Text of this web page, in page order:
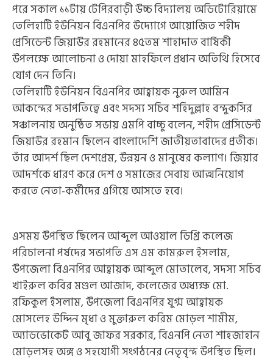
পরে সকাল ১১টায় টেপিরবাড়ী উচ্চ বিদ্যালয় অডিটোরিয়ামে
তেলিহাটি ইউনিয়ন বিএনপির উদ্যোগে আয়োজিত শহীদ
প্রেসিডেন্ট জিয়াউর রহমানের ৪৫তম শাহাদাত বার্ষিকী
উপলক্ষে আলোচনা ও দোয়া মাহফিলে প্রধান অতিথি হিসেবে
যোগ দেন তিনি।
তেলিহাটি ইউনিয়ন বিএনপির আহ্বায়ক নুরুল আমিন
আকন্দের সভাপতিত্বে এবং সদস্য সচিব শহিদুল্লাহ বন্দুকসির
সঞ্চালনায় অনুষ্ঠিত সভায় এমপি বাচ্চু বলেন, শহীদ প্রেসিডেন্ট
জিয়াউর রহমান ছিলেন বাংলাদেশি জাতীয়তাবাদের প্রতীক।
তাঁর আদর্শ ছিল দেশপ্রেম, উন্নয়ন ও মানুষের কল্যাণ। জিয়ার
আদর্শকে ধারণ করে দেশ ও সমাজের সেবায় আত্মনিয়োগ
করতে নেতা-কর্মীদের এগিয়ে আসতে হবে।
এসময় উপস্থিত ছিলেন আব্দুল আওয়াল ডিগ্রি কলেজ
পরিচালনা পর্ষদের সভাপতি এস এম কামরুল ইসলাম,
উপজেলা বিএনপির আহ্বায়ক আব্দুল মোতালেব, সদস্য সচিব
খাইরুল কবির মণ্ডল আজাদ, কলেজের অধ্যক্ষ মো.
রফিকুল ইসলাম, উপজেলা বিএনপির যুগ্ম আহ্বায়ক
মোসলেহ উদ্দিন মৃধা ও মুক্তারুল করিম মোড়ল শামীম,
অ্যাডভোকেট আবু জাফর সরকার, বিএনপি নেতা শাহজাহান
মোড়লসহ অঙ্গ ও সহযোগী সংগঠনের নেতৃবৃন্দ উপস্থিত ছিল।